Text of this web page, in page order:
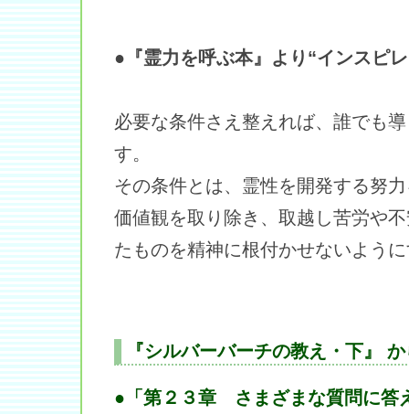
●『霊力を呼ぶ本』より“インスピ
必要な条件さえ整えれば、誰でも
す。
その条件とは、霊性を開発する努
価値観を取り除き、取越し苦労や
たものを精神に根付かせないよう
『シルバーバーチの教え・下』
●「第２３章 さまざまな質問に答